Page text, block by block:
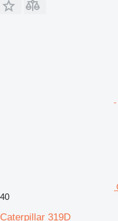
40
Caterpillar 319D